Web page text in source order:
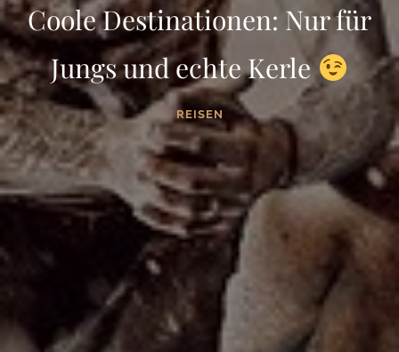
Coole Destinationen: Nur für
Jungs und echte Kerle
REISEN